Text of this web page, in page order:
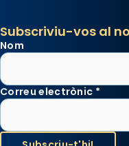
Subscriviu-vos al
Nom
Correu electrònic *